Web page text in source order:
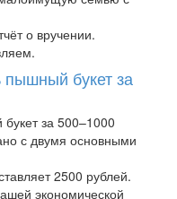
о вручении.
пышный букет за
за 500–1000
с двумя основными
2500 рублей.
экономической